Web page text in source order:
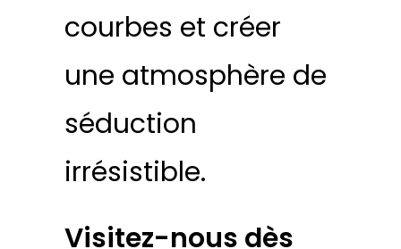
courbes et créer
une atmosphère de
séduction
irrésistible.
Visitez-nous dès